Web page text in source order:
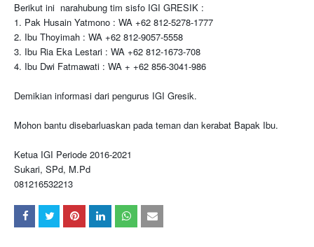
Berikut ini narahubung tim sisfo IGI GRESIK :
1. Pak Husain Yatmono : WA +62 812-5278-1777
2. Ibu Thoyimah : WA +62 812-9057-5558
3. Ibu Ria Eka Lestari : WA +62 812-1673-708
4. Ibu Dwi Fatmawati : WA + +62 856-3041-986
Demikian informasi dari pengurus IGI Gresik.
Mohon bantu disebarluaskan pada teman dan kerabat Bapak Ibu.
Ketua IGI Periode 2016-2021
Sukari, SPd, M.Pd
081216532213